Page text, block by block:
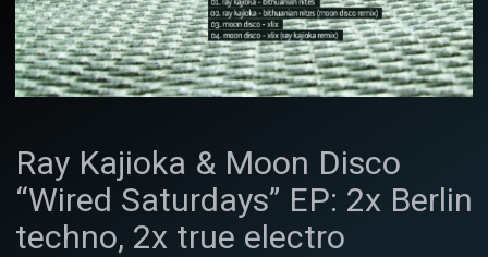
Ray Kajioka & Moon Disco
“Wired Saturdays” EP: 2x Berlin
techno, 2x true electro